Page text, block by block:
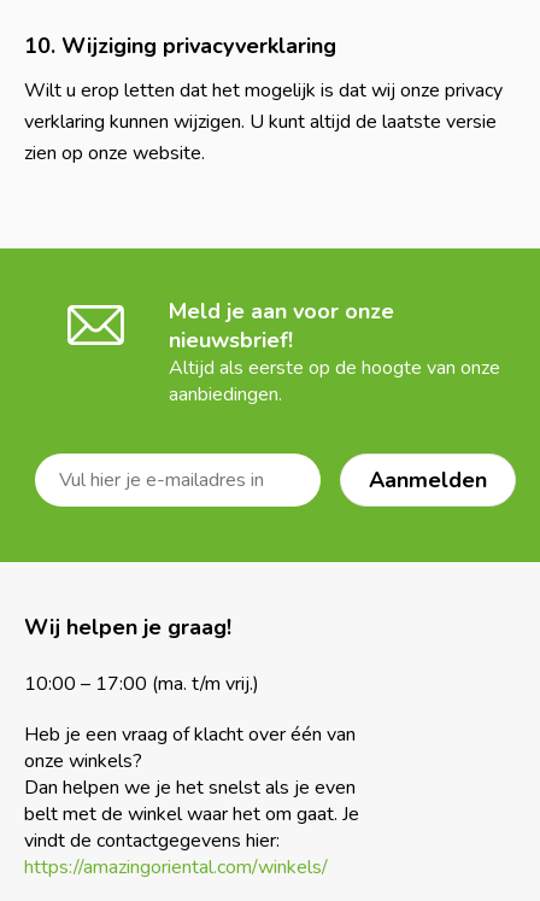
10. Wijziging privacyverklaring
Wilt u erop letten dat het mogelijk is dat wij onze privacy
verklaring kunnen wijzigen. U kunt altijd de laatste versie
zien op onze website.
Meld je aan voor onze
nieuwsbrief!
Altijd als eerste op de hoogte van onze
aanbiedingen.
Wij helpen je graag!
10:00 – 17:00 (ma. t/m vrij.)
Heb je een vraag of klacht over één van
onze winkels?
Dan helpen we je het snelst als je even
belt met de winkel waar het om gaat. Je
vindt de contactgegevens hier:
https://amazingoriental.com/winkels/